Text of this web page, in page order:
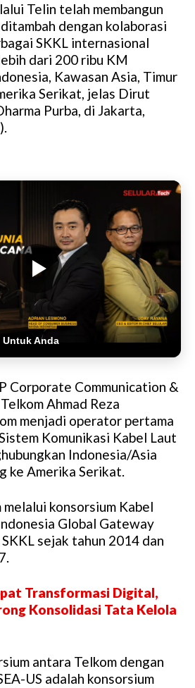
Telin telah membangun
dengan kolaborasi
SKKL internasional
dari 200 ribu KM
Kawasan Asia, Timur
Serikat, jelas Dirut
Purba, di Jakarta,
Untuk Anda
Corporate Communication &
Ahmad Reza
menjadi operator pertama
Komunikasi Kabel Laut
Indonesia/Asia
ke Amerika Serikat.
konsorsium Kabel
Global Gateway
sejak tahun 2014 dan
Transformasi Digital,
Konsolidasi Tata Kelola
antara Telkom dengan
US adalah konsorsium